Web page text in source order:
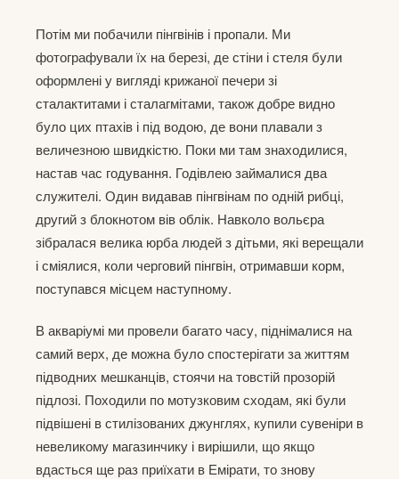
Потім ми побачили пінгвінів і пропали. Ми
фотографували їх на березі, де стіни і стеля були
оформлені у вигляді крижаної печери зі
сталактитами і сталагмітами, також добре видно
було цих птахів і під водою, де вони плавали з
величезною швидкістю. Поки ми там знаходилися,
настав час годування. Годівлею займалися два
служителі. Один видавав пінгвінам по одній рибці,
другий з блокнотом вів облік. Навколо вольєра
зібралася велика юрба людей з дітьми, які верещали
і сміялися, коли черговий пінгвін, отримавши корм,
поступався місцем наступному.
В акваріумі ми провели багато часу, піднімалися на
самий верх, де можна було спостерігати за життям
підводних мешканців, стоячи на товстій прозорій
підлозі. Походили по мотузковим сходам, які були
підвішені в стилізованих джунглях, купили сувеніри в
невеликому магазинчику і вирішили, що якщо
вдасться ще раз приїхати в Емірати, то знову